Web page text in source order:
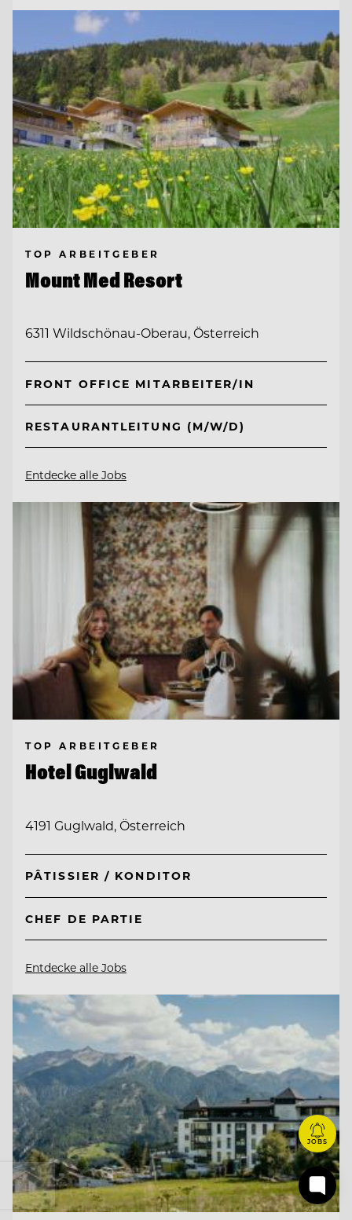
TOP ARBEITGEBER
Mount Med Resort
6311 Wildschönau-Oberau, Österreich
FRONT OFFICE MITARBEITER/IN
RESTAURANTLEITUNG (M/W/D)
Entdecke alle Jobs
TOP ARBEITGEBER
Hotel Guglwald
4191 Guglwald, Österreich
PÂTISSIER / KONDITOR
CHEF DE PARTIE
Entdecke alle Jobs
JOBS